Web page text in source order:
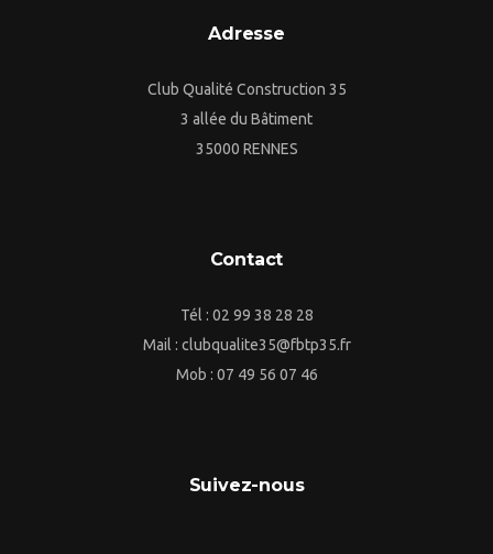
Adresse
Club Qualité Construction 35
3 allée du Bâtiment
35000 RENNES
Contact
Tél : 02 99 38 28 28
Mail : clubqualite35@fbtp35.fr
Mob : 07 49 56 07 46
Suivez-nous